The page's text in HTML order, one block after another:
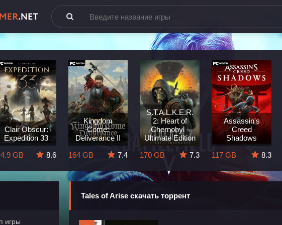
Clair Obscur:
Expedition 33
GB
8.6
Kingdom
Come:
Deliverance II
164 GB
7.4
S.T.A.L.K.E.R.
2: Heart of
Chernobyl -
Ultimate Edition
170 GB
7.3
Assassin's
Creed
Shadows
117 GB
8.3
игры
Tales of Arise скачать торрент